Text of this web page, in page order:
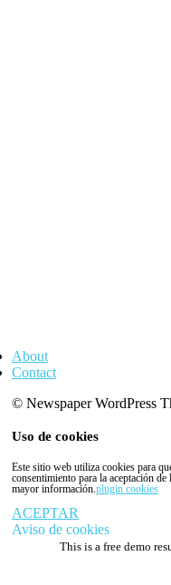
About
Contact
© Newspaper WordPress
Uso de cookies
Este sitio web utiliza cookies para
consentimiento para la aceptación
mayor información.plugin cookies
ACEPTAR
Aviso de cookies
This is a free demo